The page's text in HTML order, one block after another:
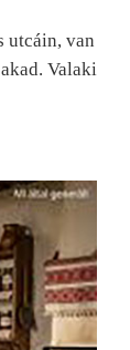
utcáin, van
Valaki